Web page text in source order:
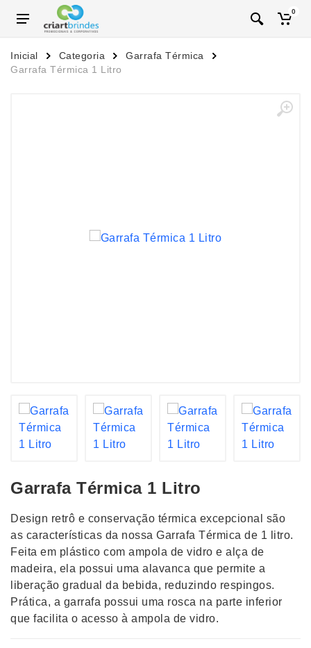
0
Inicial Categoria
Garrafa Térmica
Garrafa Térmica 1 Litro
Garrafa Térmica 1 Litro
Design retrô e conservação térmica excepcional são
as características da nossa Garrafa Térmica de 1 litro.
Feita em plástico com ampola de vidro e alça de
madeira, ela possui uma alavanca que permite a
liberação gradual da bebida, reduzindo respingos.
Prática, a garrafa possui uma rosca na parte inferior
que facilita o acesso à ampola de vidro.